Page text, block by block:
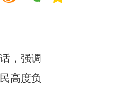
，强调
高度负